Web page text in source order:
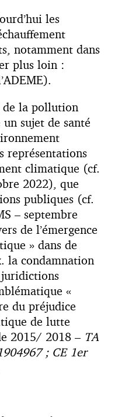
les
notamment dans
plus loin :
de la pollution
sujet de santé
représentations
climatique (cf.
2022), que
publiques (cf.
– septembre
de l’émergence
» dans de
la condamnation
juridictions
«
du préjudice
de lutte
2015/ 2018 – TA
; CE 1er